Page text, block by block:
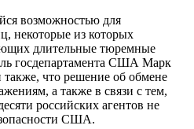
возможностью для
некоторые из которых
длительные тюремные
госдепартамента США Марк
что решение об обмене
а также в связи с тем,
российских агентов не
США.